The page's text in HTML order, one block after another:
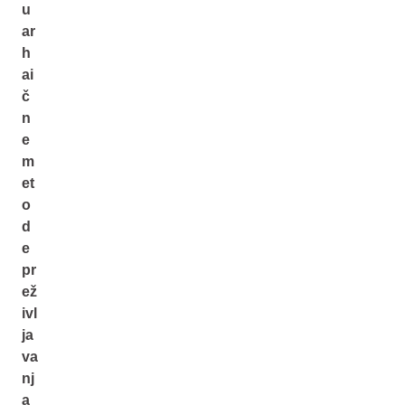
u
ar
h
ai
č
n
e
m
et
o
d
e
pr
ež
ivl
ja
va
nj
a